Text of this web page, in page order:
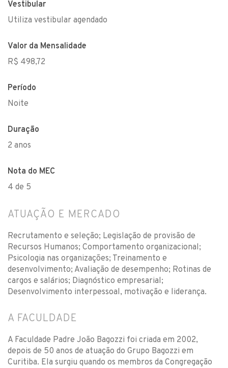
Vestibular
Utiliza vestibular agendado
Valor da Mensalidade
R$ 498,72
Período
Noite
Duração
2 anos
Nota do MEC
4 de 5
ATUAÇÃO E MERCADO
Recrutamento e seleção; Legislação de provisão de
Recursos Humanos; Comportamento organizacional;
Psicologia nas organizações; Treinamento e
desenvolvimento; Avaliação de desempenho; Rotinas de
cargos e salários; Diagnóstico empresarial;
Desenvolvimento interpessoal, motivação e liderança.
A FACULDADE
A Faculdade Padre João Bagozzi foi criada em 2002,
depois de 50 anos de atuação do Grupo Bagozzi em
Curitiba. Ela surgiu quando os membros da Congregação